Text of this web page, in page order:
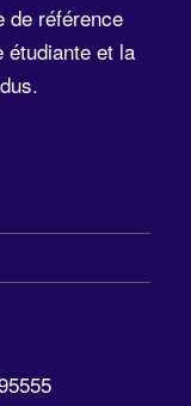
de référence
étudiante et la